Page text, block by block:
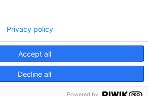
Desenvolupat per
Accept all
Decline all
Privacy policy
Powered by